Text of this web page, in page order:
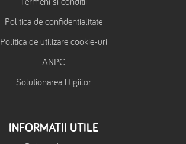
Politica de confidentialitate
Politica de utilizare cookie-uri
ANPC
Solutionarea litigiilor
INFORMATII UTILE